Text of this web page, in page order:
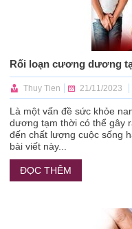
Thuy Tien 21/11/2023
Là một vấn đề sức khỏe
dương tạm thời có thể gây
đến chất lượng cuộc sống
bài viết này...
ĐỌC THÊM